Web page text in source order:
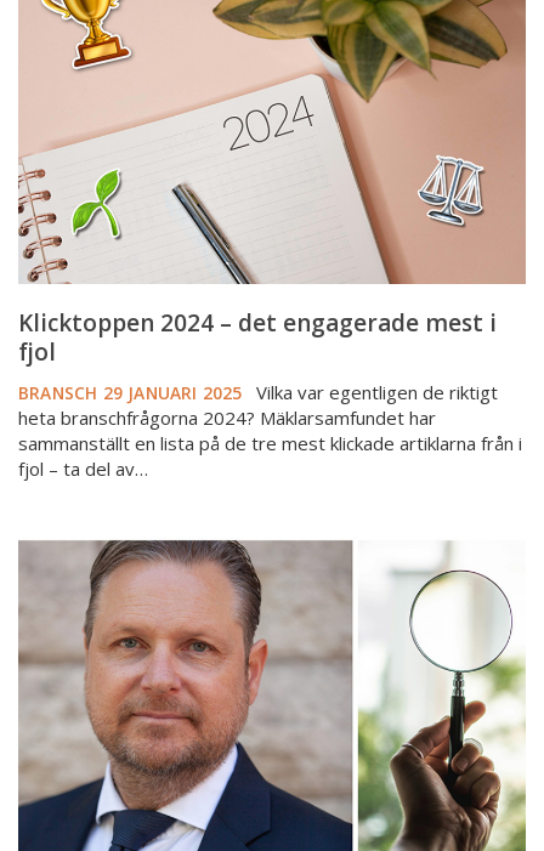
engagerade
fjol
Klicktoppen 2024 – det engagerade mest i
fjol
BRANSCH 29 JANUARI 2025
Vilka var egentligen de riktigt
heta branschfrågorna 2024? Mäklarsamfundet har
sammanställt en lista på de tre mest klickade artiklarna från i
fjol – ta del av…
tematiska
avslutad